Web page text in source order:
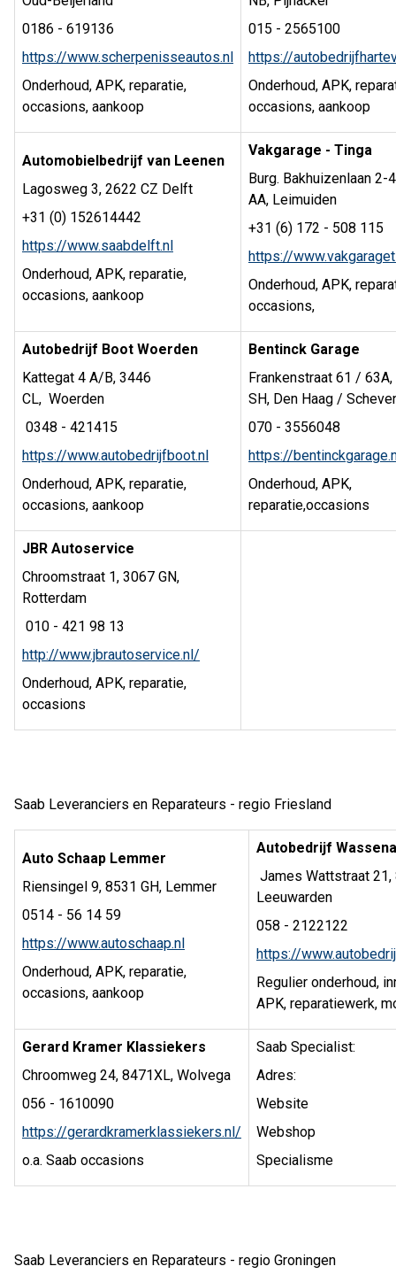
0186 - 619136
https://www.scherpenisseautos.nl
Onderhoud, APK, reparatie,
occasions, aankoop
015 - 2565100
https://
Onderhoud, APK,
occasions, aankoop
Automobielbedrijf van Leenen
Lagosweg 3, 2622 CZ Delft
+31 (0) 152614442
https://www.saabdelft.nl
Onderhoud, APK, reparatie,
occasions, aankoop
Vakgarage - Tinga
Burg. Bakhuizenlaan 2-
AA, Leimuiden
+31 (6) 172 - 508 115
https://
Onderhoud, APK,
occasions,
Autobedrijf Boot Woerden
Kattegat 4 A/B, 3446
CL, Woerden
0348 - 421415
https://www.autobedrijfboot.nl
Onderhoud, APK, reparatie,
occasions, aankoop
Bentinck Garage
Frankenstraat 61 /
SH, Den Haag /
070 - 3556048
https://
Onderhoud, APK,
reparatie,occasions
JBR Autoservice
Chroomstraat 1, 3067 GN,
Rotterdam
010 - 421 98 13
http://www.jbrautoservice.nl/
Onderhoud, APK, reparatie,
occasions
Saab Leveranciers en Reparateurs - regio Friesland
Auto Schaap Lemmer
Riensingel 9, 8531 GH, Lemmer
0514 - 56 14 59
https://www.autoschaap.nl
Onderhoud, APK, reparatie,
occasions, aankoop
Autobedrijf
James Wattstraat 21,
Leeuwarden
058 - 2122122
https://
Regulier onderhoud,
APK, reparatiewerk,
Gerard Kramer Klassiekers
Chroomweg 24, 8471XL, Wolvega
056 - 1610090
https://gerardkramerklassiekers.nl/
o.a. Saab occasions
Saab Specialist:
Adres:
Website
Webshop
Specialisme
Saab Leveranciers en Reparateurs - regio Groningen